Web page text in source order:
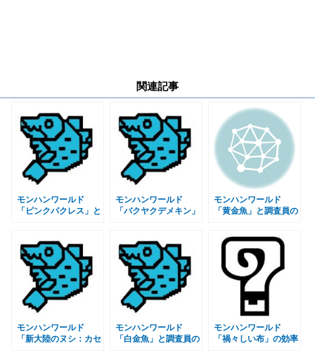
関連記事
モンハンワールド
「ピンクパクレス」と
法 MHW
モンハンワールド
「バクヤクデメキン」
方法 MHW
モンハンワールド
「黄金魚」と調査員の
モンハンワールド
「新大陸のヌシ：カセ
モンハンワールド
「白金魚」と調査員の
モンハンワールド
「禍々しい布」の効率